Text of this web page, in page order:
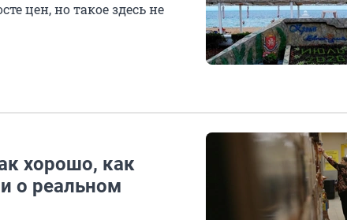
цен, но такое здесь не
хорошо, как
о реальном